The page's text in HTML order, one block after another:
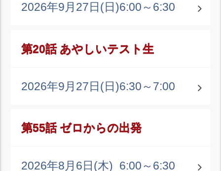
2026年9月27日(日)6:00～6:30
第20話 あやしいテスト生
2026年9月27日(日)6:30～7:00
第55話 ゼロからの出発
2026年8月6日(木) 6:00～6:30